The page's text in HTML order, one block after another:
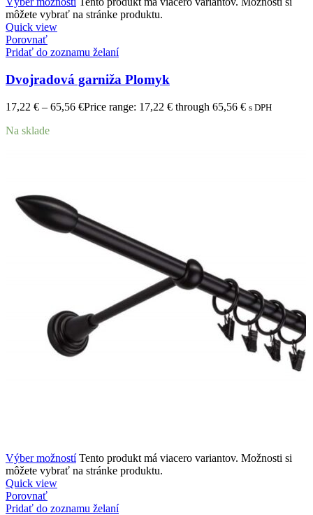
môžete vybrať na stránke produktu.
Quick view
Porovnať
Pridať do zoznamu želaní
Dvojradová garniža Plomyk
17,22 € – 65,56 €Price range: 17,22 € through 65,56 € s DPH
Na sklade
Výber možností Tento produkt má viacero variantov. Možnosti si
môžete vybrať na stránke produktu.
Quick view
Porovnať
Pridať do zoznamu želaní